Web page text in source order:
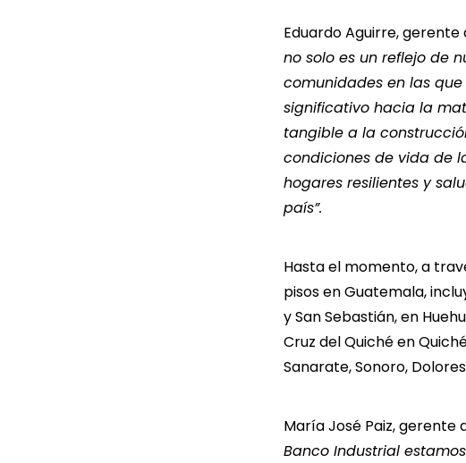
Eduardo Aguirre,
no solo es un reflejo de
comunidades en las
significativo hacia la
tangible a la
condiciones de vida de
hogares resilientes y
país”.
Hasta el momento, a
pisos en Guatemala,
y San Sebastián, en
Cruz del Quiché en
Sanarate, Sonoro,
María José Paiz, gerente
Banco Industrial